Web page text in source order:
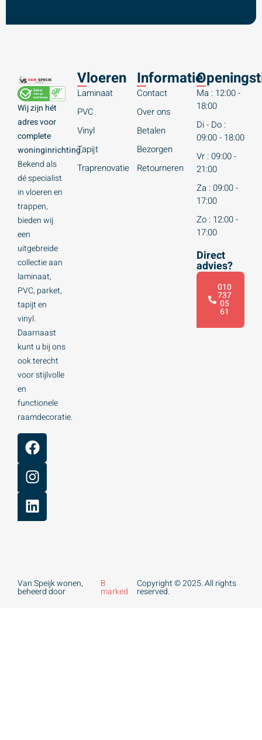
Wij zijn hét
adres voor
complete
woninginrichting.
Bekend als
dé specialist
in vloeren en
trappen,
bieden wij
een
uitgebreide
collectie aan
laminaat,
PVC, parket,
tapijt en
vinyl.
Daarnaast
kunt u bij ons
ook terecht
voor stijlvolle
en
functionele
raamdecoratie.
Vloeren
Laminaat
PVC
Vinyl
Tapijt
Traprenovatie
Informatie
Contact
Over ons
Betalen
Bezorgen
Retourneren
Ma : 12:00 -
18:00
Di - Do :
09:00 - 18:00
Vr : 09:00 -
21:00
Za : 09:00 -
17:00
Zo : 12:00 -
17:00
Direct
advies?
010
737
05
61
Van Speijk wonen,
beheerd door
B
marked
Copyright © 2025. All rights
reserved.